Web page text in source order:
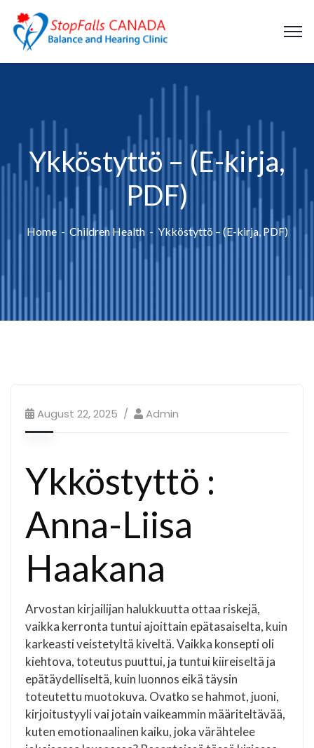
Ykköstyttö – (E-kirja,
PDF)
Home Children Health Ykköstyttö – (E-kirja, PDF)
August 22, 2025 Admin
Ykköstyttö :
Anna-Liisa
Haakana
Arvostan kirjailijan halukkuutta ottaa riskejä,
vaikka kerronta tuntui ajoittain epätasaiselta, kuin
karkeasti veistetyltä kiveltä. Vaikka konsepti oli
kiehtova, toteutus puuttui, ja tuntui kiireiseltä ja
epätäydelliseltä, kuin luonnos eikä täysin
toteutettu muotokuva. Ovatko se hahmot, juoni,
kirjoitustyyli vai jotain vaikeammin määriteltävää,
kuten emotionaalinen kaiku, joka värähtelee